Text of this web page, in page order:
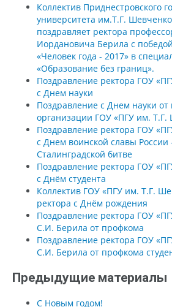
Коллектив Приднестровского
университета им.Т.Г.
поздравляет ректора
Иордановича Берила с
«Человек года - 2017» в
«Образование без границ».
Поздравление ректора ГОУ
с Днем науки
Поздравление с Днем науки
организации ГОУ «ПГУ им. Т.Г.
Поздравление ректора ГОУ
с Днем воинской славы
Сталинградской битве
Поздравление ректора ГОУ
с Днём студента
Коллектив ГОУ «ПГУ им. Т.Г.
ректора с Днём рождения
Поздравление ректора ГОУ
С.И. Берила от профкома
Поздравление ректора ГОУ
С.И. Берила от профкома
Предыдущие материалы
C Новым годом!